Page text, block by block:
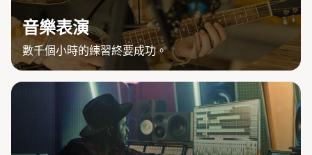
音樂表演
數千個小時的練習終要成功。